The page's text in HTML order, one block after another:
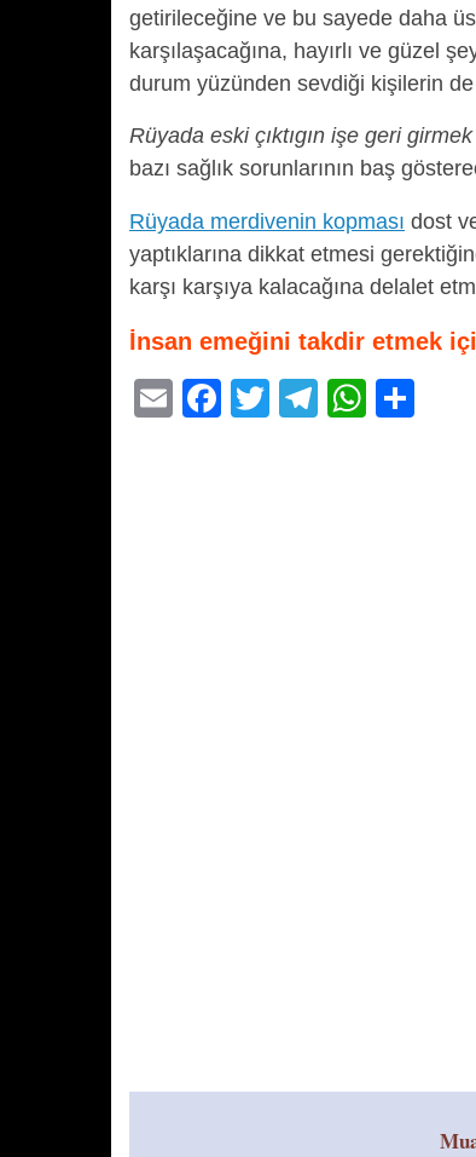
getirileceğine ve bu sayede daha
karşılaşacağına, hayırlı ve güzel
durum yüzünden sevdiği kişilerin
Rüyada eski çıktıgın işe geri girmek
bazı sağlık sorunlarının baş
Rüyada merdivenin kopması dost
yaptıklarına dikkat etmesi
karşı karşıya kalacağına delalet
İnsan emeğini takdir etmek
E
F
T
T
W